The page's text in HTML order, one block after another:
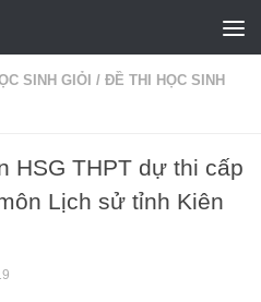
SINH GIỎI / ĐỀ THI HỌC SINH
HSG THPT dự thi cấp
Lịch sử tỉnh Kiên